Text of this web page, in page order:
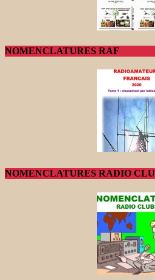
NOMENCLATURES RAF
NOMENCLATURES RADIO